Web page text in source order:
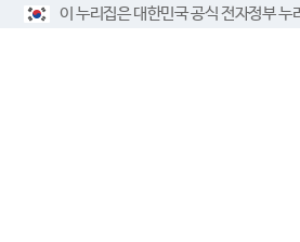
이 누리집은 대한민국 공식 전자정부 누